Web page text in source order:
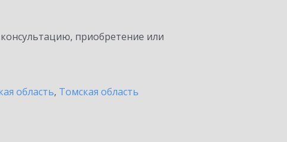
приобретение или
область, Томская область